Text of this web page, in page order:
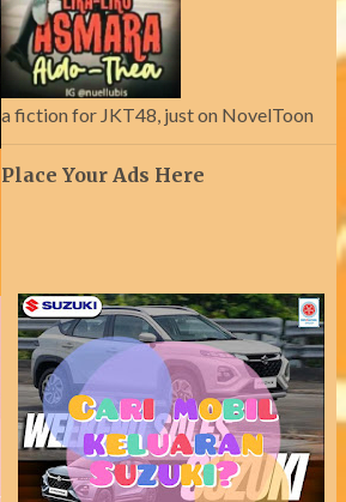
a fiction for JKT48, just on NovelToon
Place Your Ads Here